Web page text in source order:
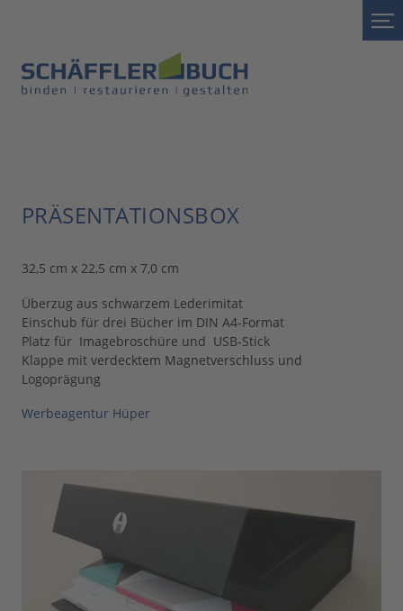
PRÄSENTATIONSBOX
32,5 cm x 22,5 cm x 7,0 cm
Überzug aus schwarzem Lederimitat
Einschub für drei Bücher im DIN A4-Format
Platz für Imagebroschüre und USB-Stick
Klappe mit verdecktem Magnetverschluss und
Logoprägung
Werbeagentur Hüper